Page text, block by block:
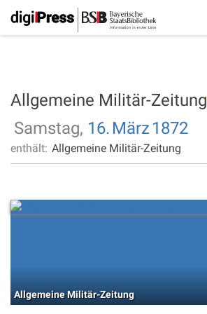
Allgemeine Militär-Zeitung
Samstag, 16. März 1872
enthält: Allgemeine Militär-Zeitung
Allgemeine Militär-Zeitung